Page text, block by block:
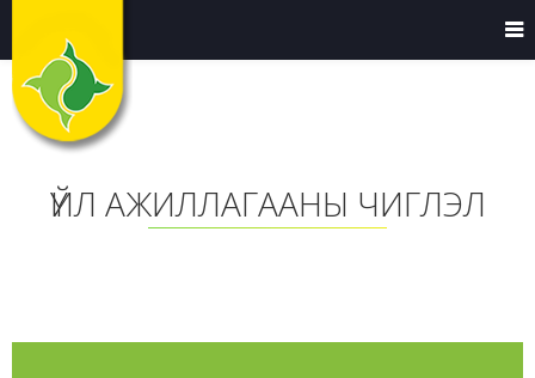
ҮЙЛ АЖИЛЛАГААНЫ ЧИГЛЭЛ